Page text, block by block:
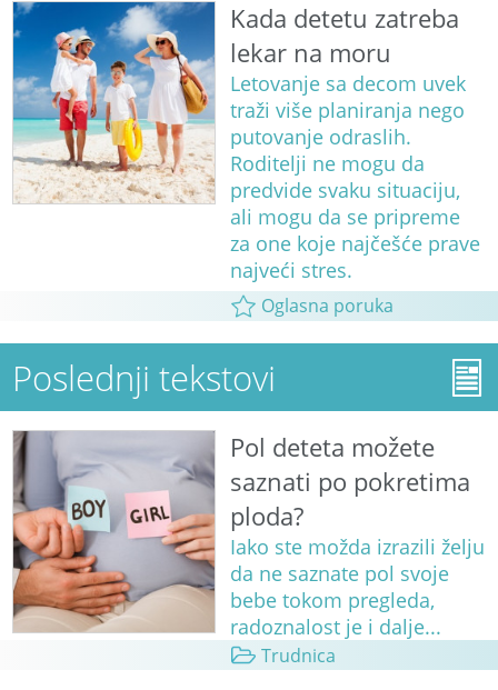
Kada detetu zatreba
lekar na moru
Letovanje sa decom uvek
traži više planiranja nego
putovanje odraslih.
Roditelji ne mogu da
predvide svaku situaciju,
ali mogu da se pripreme
za one koje najčešće prave
najveći stres.
Oglasna poruka
Poslednji tekstovi
Pol deteta možete
saznati po pokretima
ploda?
Iako ste možda izrazili želju
da ne saznate pol svoje
bebe tokom pregleda,
radoznalost je i dalje...
Trudnica